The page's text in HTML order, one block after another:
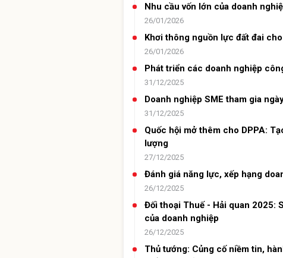
Nhu cầu vốn lớn của doanh
26/01/2026
Khơi thông nguồn lực đất đai
26/01/2026
Phát triển các doanh nghiệp
31/12/2025
Doanh nghiệp SME tham gia
31/12/2025
Quốc hội mở thêm cho DPPA:
lượng
27/12/2025
Đánh giá năng lực, xếp hạng
26/12/2025
Đối thoại Thuế - Hải quan 2025:
của doanh nghiệp
26/12/2025
Thủ tướng: Củng cố niềm tin,